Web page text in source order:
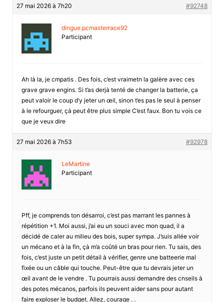
27 mai 2026 à 7h20 #92748
dingue.pcmasterrace92
Participant
Ah là la, je cmpatis . Des fois, c’est vraimetn la galère avec ces
grave grave engins. Si t’as derjà tenté de changer la batterie, ça
peut valoir le coup d’y jeter un œil, sinon t’es pas le seul à penser
à le refourguer, çà peut être plus simple C’est faux. Bon tu vois ce
que je veux dire
27 mai 2026 à 7h53 #92978
LeMartine
Participant
Pff, je comprends ton désarroi, c’est pas marrant les pannes à
répétition +1. Moi aussi, j’ai eu un souci avec mon quad, il a
décidé de caler au milieu des bois, super sympa. J’suis allée voir
un mécano et à la fin, çà m’a coûté un bras pour rien. Tu sais, des
fois, c’est juste un petit détail à vérifier, genre une batteerie mal
fixée ou un câble qui touche. Peut-être que tu devrais jeter un
œil avant de le vendre . Tu pourrais aussi demandre des cnseils à
des potes mécanos, parfois ils peuvent aider sans pour autant
faire exploser le budget. Allez, courage . .